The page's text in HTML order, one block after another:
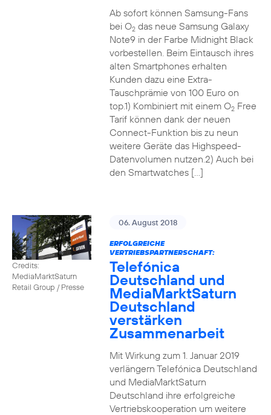
Ab sofort können Samsung-Fans
bei O2das neue Samsung Galaxy
Note9 in der Farbe Midnight Black
vorbestellen. Beim Eintausch ihres
alten Smartphones erhalten
Kunden dazu eine Extra-
Tauschprämie von 100 Euro on
top.1) Kombiniert mit einem O2Free
Tarif können dank der neuen
Connect-Funktion bis zu neun
weitere Geräte das Highspeed-
Datenvolumen nutzen.2) Auch bei
den Smartwatches […]
Credits:
MediaMarktSaturn
Retail Group / Presse
06. August 2018
ERFOLGREICHE
VERTRIEBSPARTNERSCHAFT:
Telefónica
Deutschland und
MediaMarktSaturn
Deutschland
verstärken
Zusammenarbeit
Mit Wirkung zum 1. Januar 2019
verlängern Telefónica Deutschland
und MediaMarktSaturn
Deutschland ihre erfolgreiche
Vertriebskooperation um weitere